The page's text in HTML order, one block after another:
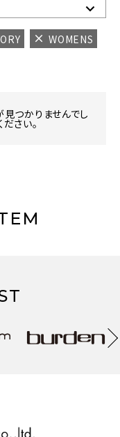
WOMENS
つかりませんでし
さい。